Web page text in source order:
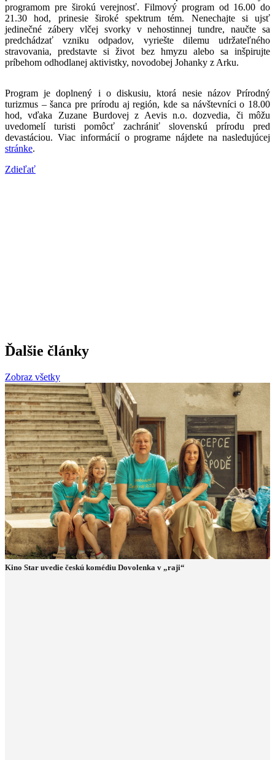
programom pre širokú verejnosť. Filmový program od 16.00 do
21.30 hod, prinesie široké spektrum tém. Nenechajte si ujsť
jedinečné zábery vlčej svorky v nehostinnej tundre, naučte sa
predchádzať vzniku odpadov, vyriešte dilemu udržateľného
stravovania, predstavte si život bez hmyzu alebo sa inšpirujte
príbehom odhodlanej aktivistky, novodobej Johanky z Arku.
Program je doplnený i o diskusiu, ktorá nesie názov Prírodný
turizmus – šanca pre prírodu aj región, kde sa návštevníci o 18.00
hod, vďaka Zuzane Burdovej z Aevis n.o. dozvedia, či môžu
uvedomelí turisti pomôcť zachrániť slovenskú prírodu pred
devastáciou. Viac informácií o programe nájdete na nasledujúcej
stránke.
Zdieľať
Ďalšie články
Zobraz všetky
Kino Star uvedie českú komédiu Dovolenka v „raji“